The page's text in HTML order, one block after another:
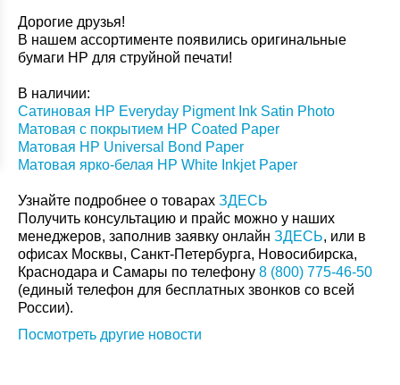
Дорогие друзья!
В нашем ассортименте появились оригинальные
бумаги НР для струйной печати!
В наличии:
Сатиновая HP Everyday Pigment Ink Satin Photo
Матовая с покрытием HP Coated Paper
Матовая HP Universal Bond Paper
Матовая ярко-белая HP White Inkjet Paper
Узнайте подробнее о товарах ЗДЕСЬ
Получить консультацию и прайс можно у наших
менеджеров, заполнив заявку онлайн ЗДЕСЬ, или в
офисах Москвы, Санкт-Петербурга, Новосибирска,
Краснодара и Самары по телефону 8 (800) 775-46-50
(единый телефон для бесплатных звонков со всей
России).
Посмотреть другие новости